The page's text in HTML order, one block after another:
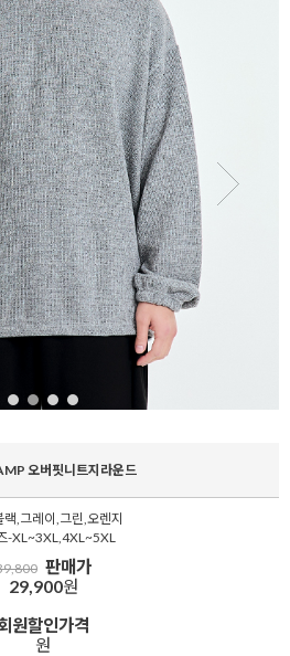
오버핏니트지라운드
랙,그레이,그린,오렌지
-XL~3XL,4XL~5XL
판매가
29,900원
원할인가격
원